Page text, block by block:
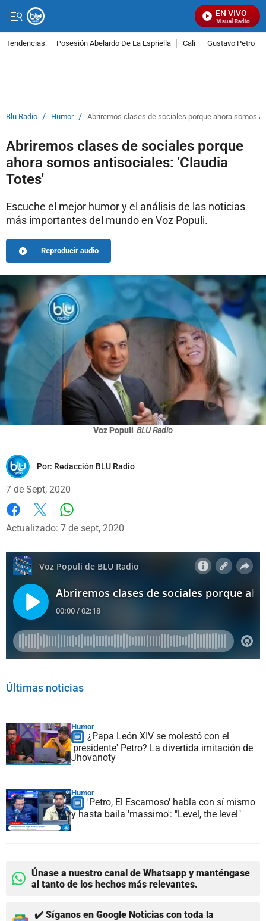
EN VIVO
Señal Visual Radio
Tendencias: Posesión Abelardo De La Espriella Cali Gustavo Petro
Blu Radio / Humor / Abriremos clases de sociales porque ahora somos
Abriremos clases de sociales porque
ahora somos antisociales: 'Claudia
Totes'
Escuche el mejor humor y el análisis de las noticias
más importantes del mundo en Voz Populi.
Reproducir audio
Voz Populi BLU Radio
Por: Redacción BLU Radio
7 de Sept, 2020
Facebook
X
Actualizado: 7 de sept, 2020
Últimas noticias
Humor
¿Papa León XIV se molestó con el
'presidente' Petro? La divertida imitación de
Jhovanoty
Humor
'Petro, El Escamoso' habla con sí mismo
y hasta baila 'massimo': "Level, the level"
Únase a nuestro canal de Whatsapp y manténgase
al tanto de los hechos más relevantes.
✔️ Síganos en Google Noticias con toda la